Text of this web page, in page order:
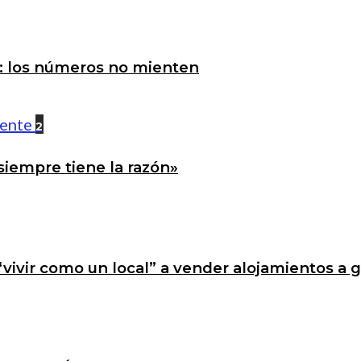
los números no mienten
2
tiene la razón»
como un local” a vender alojamientos a